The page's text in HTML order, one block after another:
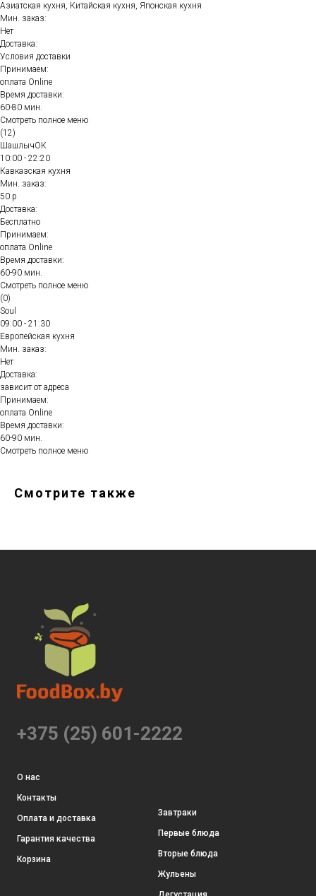
Азиатская кухня, Китайская кухня, Японская кухня
Мин. заказ:
Нет
Доставка:
Условия доставки
Принимаем:
оплата Online
Время доставки:
60-80 мин.
Смотреть полное меню
(12)
ШашлычОК
10:00 - 22:20
Кавказская кухня
Мин. заказ:
50 р
Доставка:
Бесплатно
Принимаем:
оплата Online
Время доставки:
60-90 мин.
Смотреть полное меню
(0)
Soul
09:00 - 21:30
Европейская кухня
Мин. заказ:
Нет
Доставка:
зависит от адреса
Принимаем:
оплата Online
Время доставки:
60-90 мин.
Смотреть полное меню
Смотрите также
+375 (25) 601-2222
О нас
Контакты
Оплата и доставка
Гарантия качества
Корзина
Завтраки
Первые блюда
Вторые блюда
Жульены